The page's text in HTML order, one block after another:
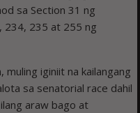
sa Section 31 ng
234, 235 at 255 ng
muling iginiit na kailangang
sa senatorial race dahil
araw bago at